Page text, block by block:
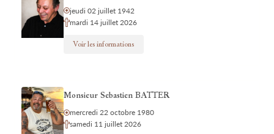
jeudi 02 juillet 1942
mardi 14 juillet 2026
Voir les informations
Monsieur Sebastien BATTER
mercredi 22 octobre 1980
samedi 11 juillet 2026